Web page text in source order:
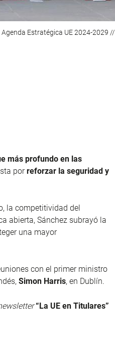
Estratégica UE 2024-2029 //
más profundo en las
porreforzar la seguridad y
la competitividad del
abierta, Sánchez subrayó la
una mayor
con el primer ministro
Simon Harris, en Dublín.
“La UE en Titulares”